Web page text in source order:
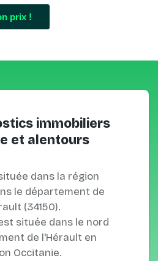
immobiliers
et alentours
dans la région
le département de
(34150).
située dans le nord
de l'Hérault en
Occitanie.